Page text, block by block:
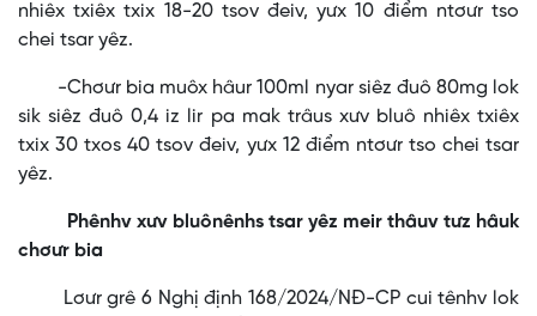
nhiêx txiêx txix 18-20 tsov đeiv, yưx 10 điểm ntơưr tso
chei tsar yêz.
-Chơưr bia muôx hâur 100ml nyar siêz đuô 80mg lok
sik siêz đuô 0,4 iz lir pa mak trâus xưv bluô nhiêx txiêx
txix 30 txos 40 tsov đeiv, yưx 12 điểm ntơưr tso chei tsar
yêz.
Phênhv xưv bluônênhs tsar yêz meir thâuv tưz hâuk
chơưr bia
Lơưr grê 6 Nghị định 168/2024/NĐ-CP cui tênhv lok